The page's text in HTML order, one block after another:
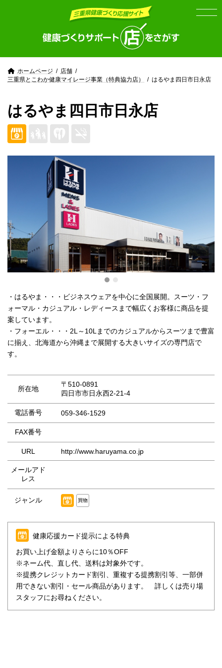
ホームページ
店舗
三重県とこわか健康マイレージ事業（特典協力店）
はるやま四日市日永店
はるやま四日市日永店
・はるやま・・・ビジネスウェアを中心に全国展開。スーツ・フ
ォーマル・カジュアル・レディースまで幅広くお客様に商品を提
案しています。
・フォーエル・・・2L～10Lまでのカジュアルからスーツまで豊富
に揃え、北海道から沖縄まで展開する大きいサイズの専門店で
す。
所在地
〒510-0891
四日市市日永西2-21-4
電話番号 059-346-1529
FAX番号
URL http://www.haruyama.co.jp
メールアド
レス
ジャンル 買物
健康応援カード提示による特典
お買い上げ金額よりさらに10％OFF
※ネーム代、直し代、送料は対象外です。
※提携クレジットカード割引、重複する提携割引等、一部併
用できない割引・セール商品があります。 詳しくは売り場
スタッフにお尋ねください。